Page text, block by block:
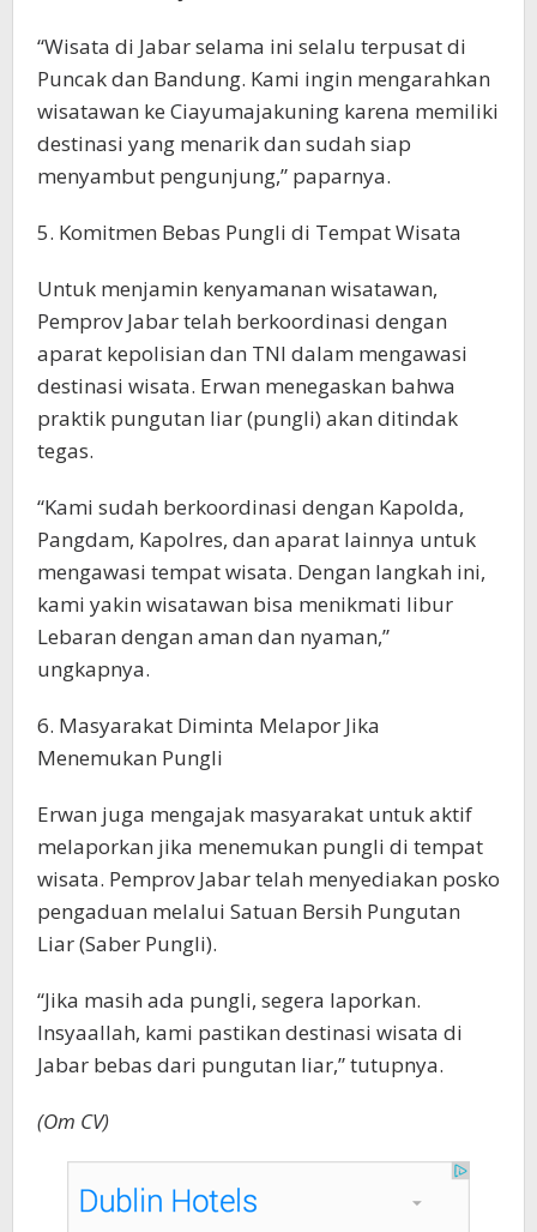
“Wisata di Jabar selama ini selalu terpusat di
Puncak dan Bandung. Kami ingin mengarahkan
wisatawan ke Ciayumajakuning karena memiliki
destinasi yang menarik dan sudah siap
menyambut pengunjung,” paparnya.
5. Komitmen Bebas Pungli di Tempat Wisata
Untuk menjamin kenyamanan wisatawan,
Pemprov Jabar telah berkoordinasi dengan
aparat kepolisian dan TNI dalam mengawasi
destinasi wisata. Erwan menegaskan bahwa
praktik pungutan liar (pungli) akan ditindak
tegas.
“Kami sudah berkoordinasi dengan Kapolda,
Pangdam, Kapolres, dan aparat lainnya untuk
mengawasi tempat wisata. Dengan langkah ini,
kami yakin wisatawan bisa menikmati libur
Lebaran dengan aman dan nyaman,”
ungkapnya.
6. Masyarakat Diminta Melapor Jika
Menemukan Pungli
Erwan juga mengajak masyarakat untuk aktif
melaporkan jika menemukan pungli di tempat
wisata. Pemprov Jabar telah menyediakan posko
pengaduan melalui Satuan Bersih Pungutan
Liar (Saber Pungli).
“Jika masih ada pungli, segera laporkan.
Insyaallah, kami pastikan destinasi wisata di
Jabar bebas dari pungutan liar,” tutupnya.
(Om CV)